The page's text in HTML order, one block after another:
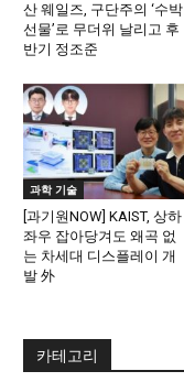
산 웨일즈, 구단주의 ‘수박
선물’로 무더위 날리고 후
반기 정조준
과학 기술
[과기원NOW] KAIST, 상하
좌우 잡아당겨도 왜곡 없
는 차세대 디스플레이 개
발 外
카테고리